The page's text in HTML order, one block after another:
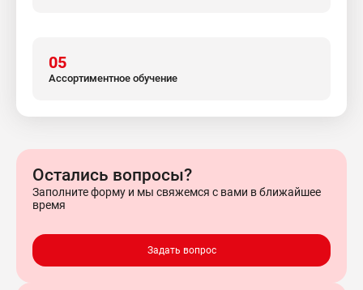
05
Ассортиментное обучение
Остались вопросы?
Заполните форму и мы свяжемся с вами в ближайшее
время
Задать вопрос